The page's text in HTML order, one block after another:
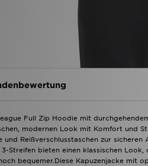
Full Zip Hoodie mit
modernen Look mit Komfort und
und Reißverschlusstaschen zur
Streifen bieten einen klassischen
bequemer.Diese Kapuzenjacke mit